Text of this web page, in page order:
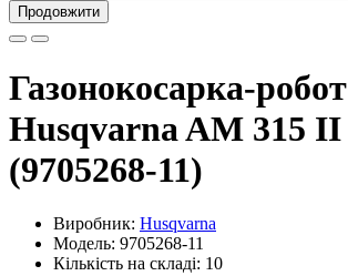
Продовжити
Газонокосарка-робот
Husqvarna AM 315 II
(9705268-11)
Виробник: Husqvarna
Модель: 9705268-11
Кількість на складі: 10